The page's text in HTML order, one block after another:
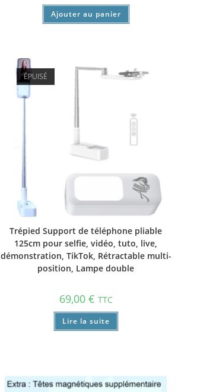
Ajouter au panier
ÉPUISÉ
Trépied Support de téléphone pliable
125cm pour selfie, vidéo, tuto, live,
démonstration, TikTok, Rétractable multi-
position, Lampe double
69,00 € TTC
Lire la suite